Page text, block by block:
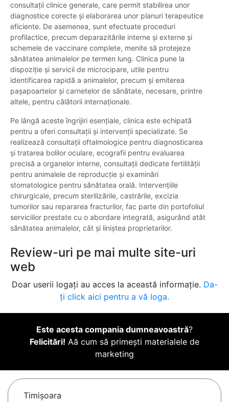
consultații clinice generale, care permit stabilirea unor
diagnostice corecte și elaborarea unor planuri terapeutice
eficiente. De asemenea, sunt efectuate proceduri
profilactice, precum deparazitările interne și externe și
schemele de vaccinare complete, menite să protejeze
sănătatea animalelor pe termen lung. Clinica pune la
dispoziție și servicii de microcipare, utile pentru
identificarea rapidă a animalelor, precum și emiterea
pașapoartelor și carnetelor de sănătate, necesare, printre
altele, pentru călătorii internaționale.
Pe lângă aceste îngrijiri esențiale, clinica este echipată
pentru a oferi consultații și intervenții specializate. Se
realizează consultații oftalmologice pentru diagnosticarea
și tratarea bolilor oculare, ecografii pentru evaluarea
precisă a organelor interne, consultații dedicate fertilității
pentru animalele de reproducție și examinări
stomatologice pentru sănătatea orală. Intervențiile
chirurgicale, precum sterilizările, castrările, excizia
tumorilor sau repararea fracturilor, fac parte din portofoliul
serviciilor prestate cu o abordare integrată, asigurând atât
sănătatea animalelor, cât și liniștea proprietarilor.
Review-uri pe mai multe site-uri
web
Doar userii logați au acces la această informație. Da-
ți click aici pentru a vă loga.
Este acesta compania dumneavoastră?
Felicitări! Aă cum să primești materialele de
marketing
Timişoara